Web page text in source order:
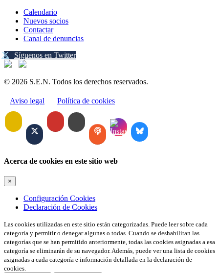
Calendario
Nuevos socios
Contactar
Canal de denuncias
Síguenos en Twitter
© 2026 S.E.N. Todos los derechos reservados.
Aviso legal Política de cookies
Acerca de cookies en este sitio web
×
Configuración Cookies
Declaración de Cookies
Las cookies utilizadas en este sitio están categorizadas. Puede leer sobre cada
categoría y permitir o denegar algunas o todas. Cuando se deshabilitan las
categorías que se han permitido anteriormente, todas las cookies asignadas a esa
categoría se eliminarán de su navegador. Además, puede ver una lista de cookies
asignadas a cada categoría e información detallada en la declaración de
cookies.